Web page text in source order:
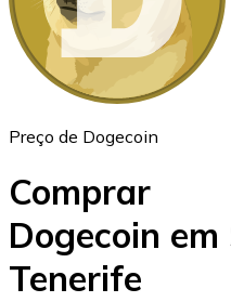
ETH
USD Coin
Preço de Dogecoin
Comprar
Dogecoin
Tenerife